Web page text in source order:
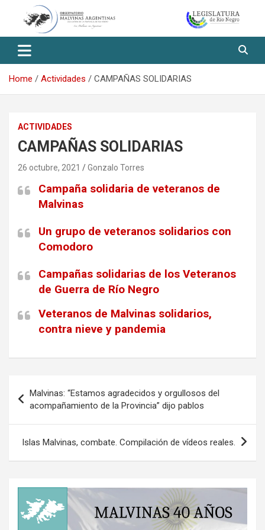
Observatorio Malvinas – Río
Negro
Home Actividades CAMPAÑAS SOLIDARIAS
ACTIVIDADES
CAMPAÑAS SOLIDARIAS
26 octubre, 2021 Gonzalo Torres
Campaña solidaria de veteranos de
Malvinas
Un grupo de veteranos solidarios con
Comodoro
Campañas solidarias de los Veteranos
de Guerra de Río Negro
Veteranos de Malvinas solidarios,
contra nieve y pandemia
de
entradas
Malvinas: “Estamos agradecidos y orgullosos del
acompañamiento de la Provincia” dijo pablos
Islas Malvinas, combate. Compilación de vídeos reales.